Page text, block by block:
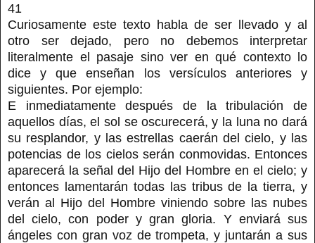
41
Curiosamente este texto habla de ser llevado y al
otro ser dejado, pero no debemos interpretar
literalmente el pasaje sino ver en qué contexto lo
dice y que enseñan los versículos anteriores y
siguientes. Por ejemplo:
E inmediatamente después de la tribulación de
aquellos días, el sol se oscurecerá, y la luna no dará
su resplandor, y las estrellas caerán del cielo, y las
potencias de los cielos serán conmovidas. Entonces
aparecerá la señal del Hijo del Hombre en el cielo; y
entonces lamentarán todas las tribus de la tierra, y
verán al Hijo del Hombre viniendo sobre las nubes
del cielo, con poder y gran gloria. Y enviará sus
ángeles con gran voz de trompeta, y juntarán a sus